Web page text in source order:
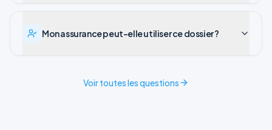
Mon assurance peut-elle utiliser ce dossier ?
Voir toutes les questions